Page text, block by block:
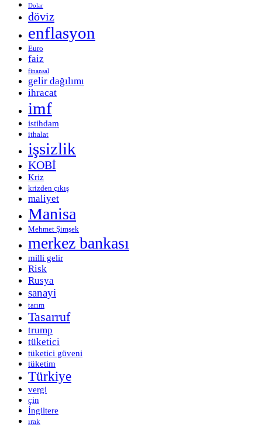
Dolar
döviz
enflasyon
Euro
faiz
finansal
gelir dağılımı
ihracat
imf
istihdam
ithalat
işsizlik
KOBİ
Kriz
krizden çıkış
maliyet
Manisa
Mehmet Şimşek
merkez bankası
milli gelir
Risk
Rusya
sanayi
tarım
Tasarruf
trump
tüketici
tüketici güveni
tüketim
Türkiye
vergi
çin
İngiltere
ırak